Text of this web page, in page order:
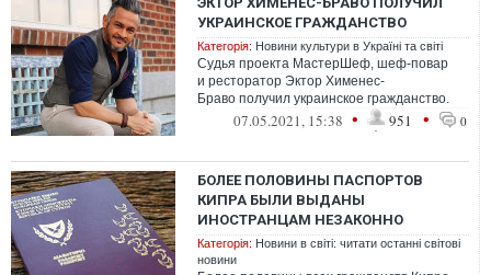
УКРАИНСКОЕ ГРАЖДАНСТВО
Категорія: Новини культури в Україні та світі
Судья проекта МастерШеф, шеф-повар
и ресторатор Эктор Хименес-
Браво получил украинское гражданство.
07.05.2021, 15:38 • 951 • 0
БОЛЕЕ ПОЛОВИНЫ ПАСПОРТОВ
КИПРА БЫЛИ ВЫДАНЫ
ИНОСТРАНЦАМ НЕЗАКОННО
Категорія: Новини в світі: читати останні світові
новини